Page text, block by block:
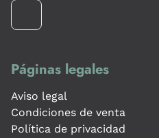
Páginas legales
Aviso legal
Condiciones de venta
Política de privacidad